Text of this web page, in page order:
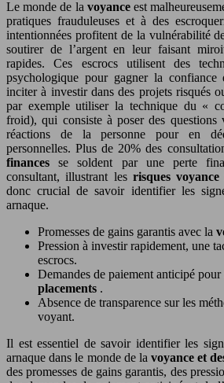
Le monde de la voyanceest
pratiques frauduleuses et à des
intentionnées profitent de la vulnérabilité
soutirer de l’argent en leur faisant
rapides. Ces escrocs utilisent des
psychologique pour gagner la
inciter à investir dans des projets risqués
par exemple utiliser la technique du «
froid), qui consiste à poser des questions
réactions de la personne pour en
personnelles. Plus de 20% des
financesse soldent par une perte
consultant, illustrant les risques voyance
donc crucial de savoir identifier les
arnaque.
Promesses de gains garantis avec la
Pression à investir rapidement, une
escrocs.
Demandes de paiement anticipé pour
placements .
Absence de transparence sur les
voyant.
Il est essentiel de savoir identifier les
arnaque dans le monde de lavoyance et
des promesses de gains garantis, des